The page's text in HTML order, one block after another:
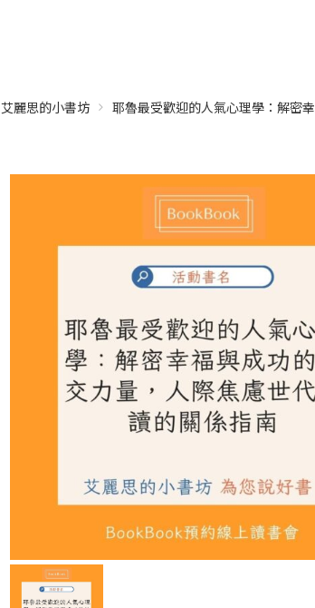
艾麗思的小書坊 耶魯最受歡迎的人氣心理學：解密